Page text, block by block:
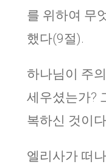
를 위하여 무
했다(9절).
하나님이 주
세우셨는가?
복하신 것이
엘리사가 떠